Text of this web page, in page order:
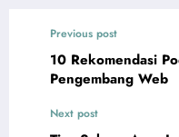
Previous post
10 Rekomendasi
Pengembang Web
Next post